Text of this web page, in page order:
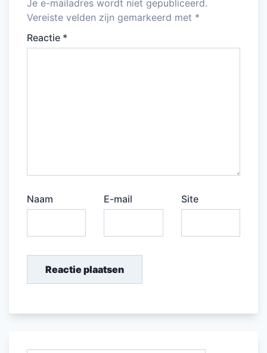
Je e-mailadres wordt niet gepubliceerd.
Vereiste velden zijn gemarkeerd met *
Reactie *
Naam E-mail Site